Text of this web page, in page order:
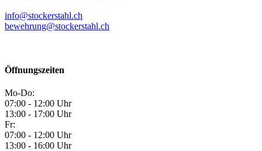
info@stockerstahl.ch
bewehrung@stockerstahl.ch
Öffnungszeiten
Mo-Do:
07:00 - 12:00 Uhr
13:00 - 17:00 Uhr
Fr:
07:00 - 12:00 Uhr
13:00 - 16:00 Uhr